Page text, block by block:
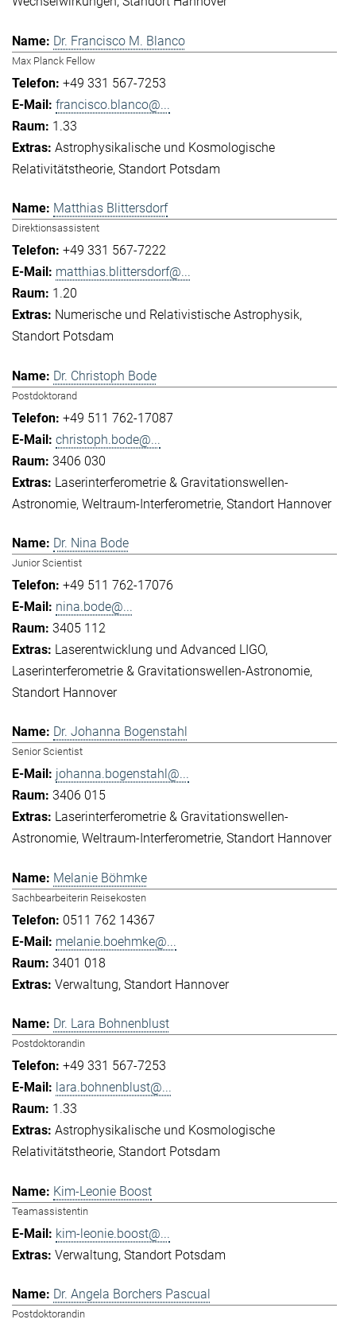
Dr. Francisco M. Blanco
Max Planck Fellow
+49 331 567-7253
francisco.blanco@...
1.33
Astrophysikalische und Kosmologische
Relativitätstheorie Standort Potsdam
Matthias Blittersdorf
Direktionsassistent
+49 331 567-7222
matthias.blittersdorf@...
1.20
Numerische und Relativistische Astrophysik
Standort Potsdam
Dr. Christoph Bode
Postdoktorand
+49 511 762-17087
christoph.bode@...
3406 030
Laserinterferometrie & Gravitationswellen-
Astronomie Weltraum-Interferometrie Standort Hannover
Dr. Nina Bode
Junior Scientist
+49 511 762-17076
nina.bode@...
3405 112
Laserentwicklung und Advanced LIGO
Laserinterferometrie & Gravitationswellen-Astronomie
Standort Hannover
Dr. Johanna Bogenstahl
Senior Scientist
johanna.bogenstahl@...
3406 015
Laserinterferometrie & Gravitationswellen-
Astronomie Weltraum-Interferometrie Standort Hannover
Melanie Böhmke
Sachbearbeiterin Reisekosten
0511 762 14367
melanie.boehmke@...
3401 018
Verwaltung Standort Hannover
Dr. Lara Bohnenblust
Postdoktorandin
+49 331 567-7253
lara.bohnenblust@...
1.33
Astrophysikalische und Kosmologische
Relativitätstheorie Standort Potsdam
Kim-Leonie Boost
Teamassistentin
kim-leonie.boost@...
Verwaltung Standort Potsdam
Dr. Angela Borchers Pascual
Postdoktorandin